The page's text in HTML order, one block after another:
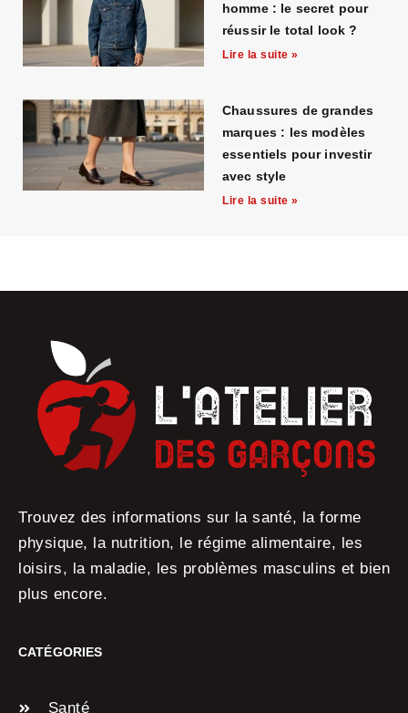
homme : le secret pour
réussir le total look ?
Lire la suite »
Chaussures de grandes
marques : les modèles
essentiels pour investir
avec style
Lire la suite »
Trouvez des informations sur la santé, la forme
physique, la nutrition, le régime alimentaire, les
loisirs, la maladie, les problèmes masculins et bien
plus encore.
CATÉGORIES
Santé